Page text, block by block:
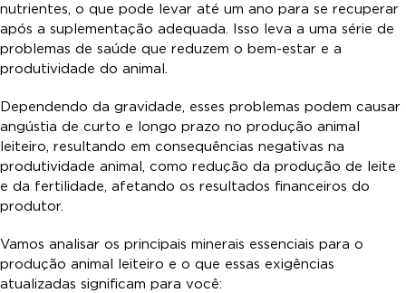
nutrientes, o que pode levar até um ano para se recuperar
após a suplementação adequada. Isso leva a uma série de
problemas de saúde que reduzem o bem-estar e a
produtividade do animal.
Dependendo da gravidade, esses problemas podem causar
angústia de curto e longo prazo no produção animal
leiteiro, resultando em consequências negativas na
produtividade animal, como redução da produção de leite
e da fertilidade, afetando os resultados financeiros do
produtor.
Vamos analisar os principais minerais essenciais para o
produção animal leiteiro e o que essas exigências
atualizadas significam para você: